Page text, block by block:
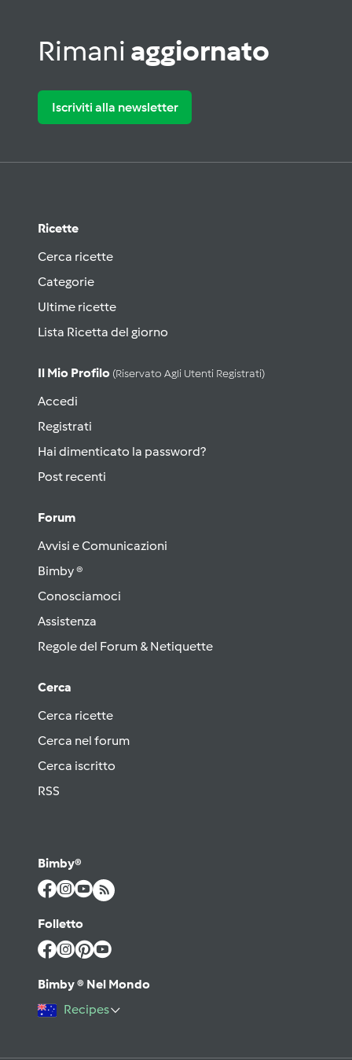
Rimani aggiornato
Iscriviti alla newsletter
Ricette
Cerca ricette
Categorie
Ultime ricette
Lista Ricetta del giorno
Il Mio Profilo (riservato Agli Utenti Registrati)
Accedi
Registrati
Hai dimenticato la password?
Post recenti
Forum
Avvisi e Comunicazioni
Bimby ®
Conosciamoci
Assistenza
Regole del Forum & Netiquette
Cerca
Cerca ricette
Cerca nel forum
Cerca iscritto
RSS
Bimby®
Folletto
Bimby ® Nel Mondo
Recipes